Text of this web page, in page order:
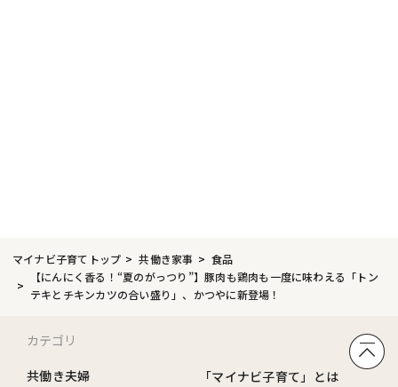
マイナビ子育てトップ 共働き家事
食品
【にんにく香る！“夏のがっつり”】豚肉も鶏肉も一度に味わえる「トン
テキとチキンカツの合い盛り」、かつやに新登場！
カテゴリ
共働き夫婦
「マイナビ子育て」とは